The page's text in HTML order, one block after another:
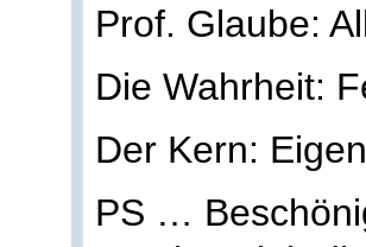
Prof. Glaube:
Die Wahrheit:
Der Kern:
PS …